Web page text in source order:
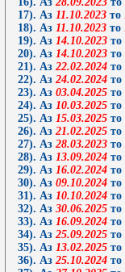
17). Аз 11.10.2023 то
18). Аз 11.10.2023 то
19). Аз 14.10.2023 то
20). Аз 14.10.2023 то
21). Аз 22.02.2024 то
22). Аз 24.02.2024 то
23). Аз 03.04.2025 то
24). Аз 10.03.2025 то
25). Аз 15.03.2025 то
26). Аз 21.02.2025 то
27). Аз 28.03.2023 то
28). Аз 13.09.2024 то
29). Аз 16.02.2024 то
30). Аз 09.10.2024 то
31). Аз 10.10.2024 то
32). Аз 30.06.2025 то
33). Аз 16.09.2024 то
34). Аз 25.09.2025 то
35). Аз 13.02.2025 то
36). Аз 25.10.2024 то